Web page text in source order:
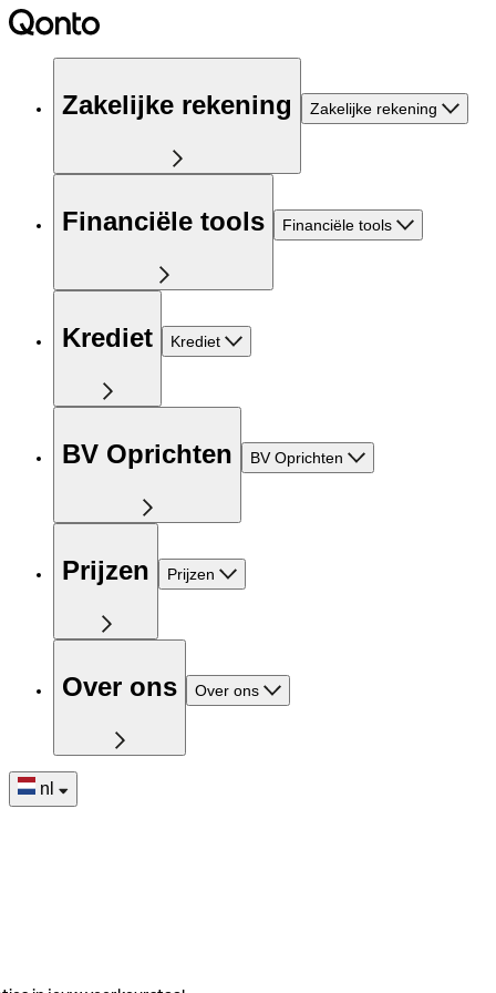
Zakelijke rekening Zakelijke rekening
Financiële tools Financiële tools
Krediet Krediet
BV Oprichten BV Oprichten
Prijzen Prijzen
Over ons Over ons
nl